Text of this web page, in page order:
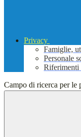
Privacy
Famiglie,
Personale
Riferimenti
Campo di ricerca per le